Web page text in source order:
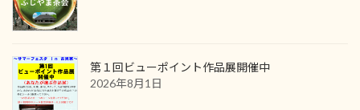
第１回ビューポイント作品展開催中
2026年8月1日